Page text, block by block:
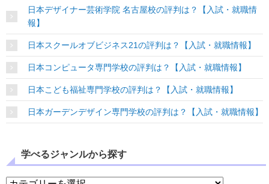
日本デザイナー芸術学院 名古屋校の評判は？【入試・就職情
報】
日本スクールオブビジネス21の評判は？【入試・就職情報】
日本コンピュータ専門学校の評判は？【入試・就職情報】
日本こども福祉専門学校の評判は？【入試・就職情報】
日本ガーデンデザイン専門学校の評判は？【入試・就職情報】
学べるジャンルから探す
学べるジャンルから探す